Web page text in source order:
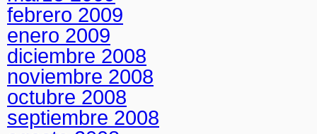
febrero 2009
enero 2009
diciembre 2008
noviembre 2008
octubre 2008
septiembre 2008